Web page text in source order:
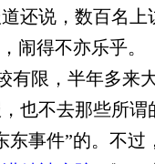
还说，数百名
闹得不亦乐乎。
有限，半年多来
也不去那些所谓
东事件”的。不过